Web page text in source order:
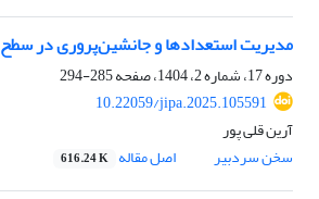
مدیریت استعدادها و جانشین‌پروری در
دوره 17، شماره 2، 1404، صفحه
285-294
10.22059/jipa.2025.105591
آرین قلی پور
سخن سردبیر
اصل مقاله 616.24 K